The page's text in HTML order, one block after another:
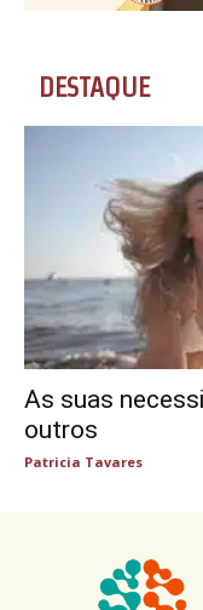
DESTAQUE
As suas
outros
Patricia Tavares